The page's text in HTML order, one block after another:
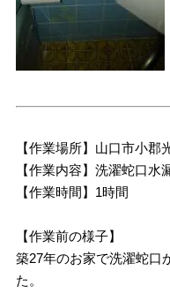
【作業場所】山口市小郡
【作業内容】洗濯蛇口水
【作業時間】1時間
【作業前の様子】
築27年のお家で洗濯蛇口
た。